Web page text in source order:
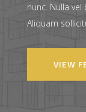
nunc. Nulla
Aliquam
VIEW